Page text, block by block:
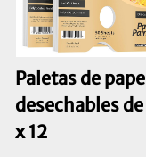
Paletas de papel
desechables
x 12